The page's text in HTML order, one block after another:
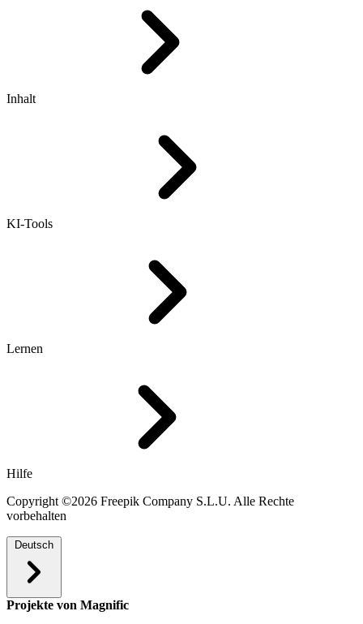
Inhalt
KI-Tools
Lernen
Hilfe
Copyright ©2026 Freepik Company S.L.U. Alle Rechte
vorbehalten
Deutsch
Projekte von Magnific